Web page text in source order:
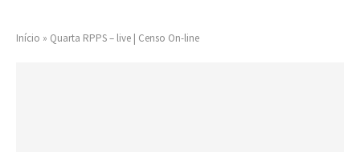
Início » Quarta RPPS – live | Censo On-line